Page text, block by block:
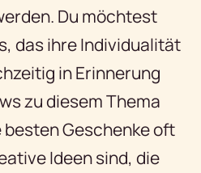
Du möchtest
das ihre Individualität
in Erinnerung
zu diesem Thema
Geschenke oft
Ideen sind, die